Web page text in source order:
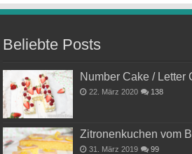
Beliebte Posts
Number Cake / Letter
22. März 2020 138
Zitronenkuchen vom
31. März 2019 99